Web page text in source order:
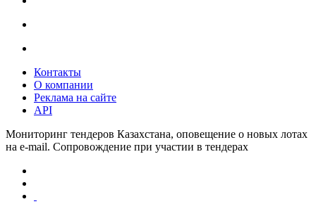
Контакты
О компании
Реклама на сайте
API
Мониторинг тендеров Казахстана, оповещение о новых лотах
на e-mail. Сопровождение при участии в тендерах